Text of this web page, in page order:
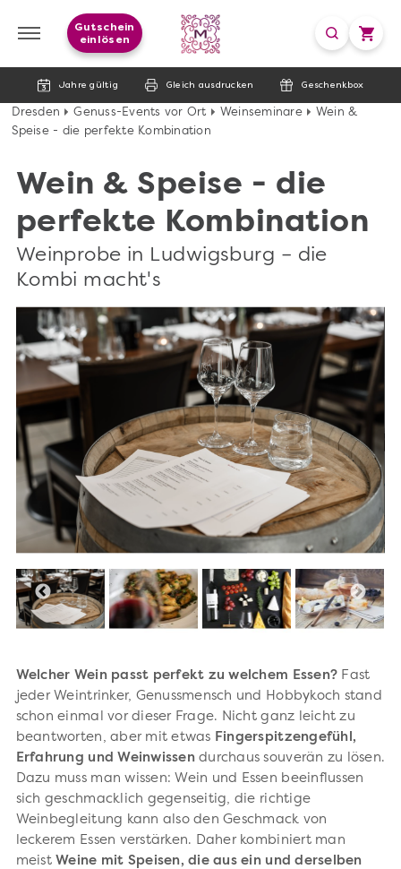
Jahre gültig Gleich ausdrucken Geschenkbox
Gutschein
einlösen
Dresden Genuss-Events vor Ort Weinseminare
Wein &
Speise - die perfekte Kombination
Wein & Speise - die
perfekte Kombination
Weinprobe in Ludwigsburg – die
Kombi macht's
Welcher Wein passt perfekt zu welchem Essen? Fast
jeder Weintrinker, Genussmensch und Hobbykoch stand
schon einmal vor dieser Frage. Nicht ganz leicht zu
beantworten, aber mit etwas Fingerspitzengefühl,
Erfahrung und Weinwissendurchaus souverän zu lösen.
Dazu muss man wissen: Wein und Essen beeinflussen
sich geschmacklich gegenseitig, die richtige
Weinbegleitung kann also den Geschmack von
leckerem Essen verstärken. Daher kombiniert man
meist Weine mit Speisen, die aus ein und derselben